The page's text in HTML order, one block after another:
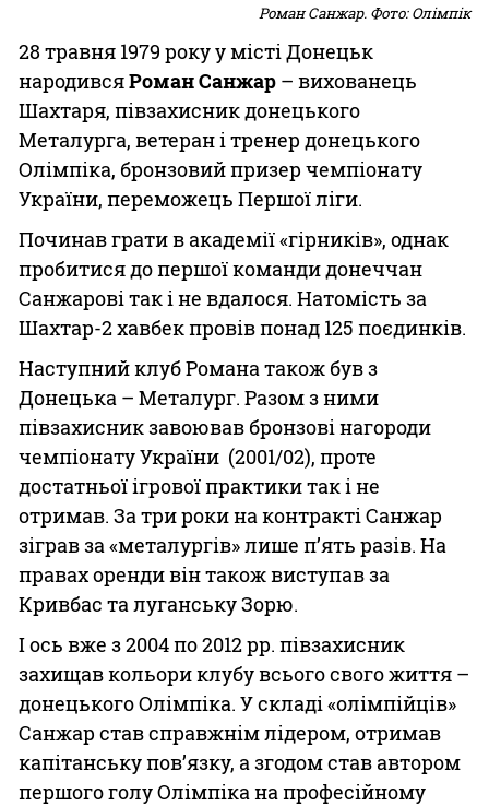
Роман Санжар. Фото: Олімпік
28 травня 1979 року у місті Донецьк
народивсяРоман Санжар – вихованець
Шахтаря, півзахисник донецького
Металурга, ветеран і тренер донецького
Олімпіка, бронзовий призер чемпіонату
України, переможець Першої ліги.
Починав грати в академії «гірників», однак
пробитися до першої команди донеччан
Санжарові так і не вдалося. Натомість за
Шахтар-2 хавбек провів понад 125 поєдинків.
Наступний клуб Романа також був з
Донецька – Металург. Разом з ними
півзахисник завоював бронзові нагороди
чемпіонату України (2001/02), проте
достатньої ігрової практики так і не
отримав. За три роки на контракті Санжар
зіграв за «металургів» лише п’ять разів. На
правах оренди він також виступав за
Кривбас та луганську Зорю.
І ось вже з 2004 по 2012 рр. півзахисник
захищав кольори клубу всього свого життя –
донецького Олімпіка. У складі «олімпійців»
Санжар став справжнім лідером, отримав
капітанську пов’язку, а згодом став автором
першого голу Олімпіка на професійному